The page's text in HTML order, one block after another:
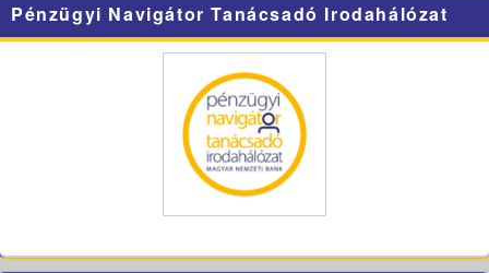
Pénzügyi Navigátor Tanácsadó Irodahálózat